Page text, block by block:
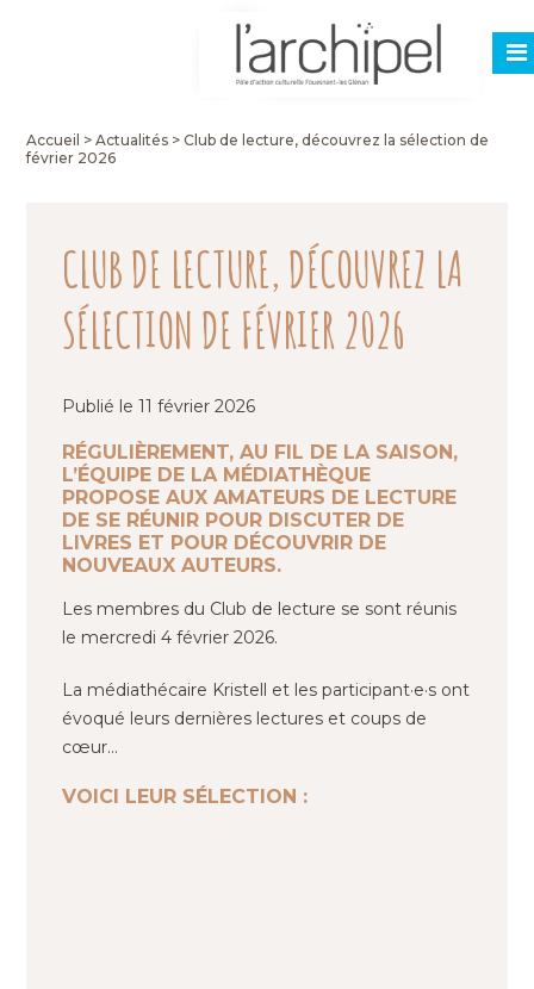
Accueil >Actualités >Club de lecture, découvrez la sélection de
février 2026
CLUB DE LECTURE, DÉCOUVREZ LA
SÉLECTION DE FÉVRIER 2026
Publié le 11 février 2026
RÉGULIÈREMENT, AU FIL DE LA SAISON,
L’ÉQUIPE DE LA MÉDIATHÈQUE
PROPOSE AUX AMATEURS DE LECTURE
DE SE RÉUNIR POUR DISCUTER DE
LIVRES ET POUR DÉCOUVRIR DE
NOUVEAUX AUTEURS.
Les membres du Club de lecture se sont réunis
le mercredi 4 février 2026.
La médiathécaire Kristell et les participant·e·s ont
évoqué leurs dernières lectures et coups de
cœur…
VOICI LEUR SÉLECTION :